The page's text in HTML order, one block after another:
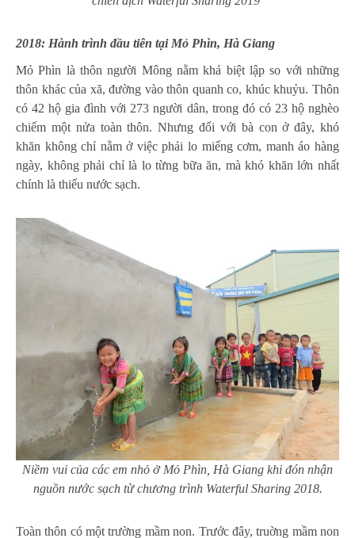
2018: Hành trình đầu tiên tại Mỏ Phìn, Hà Giang
Mỏ Phìn là thôn người Mông nằm khá biệt lập so với những
thôn khác của xã, đường vào thôn quanh co, khúc khuỷu. Thôn
có 42 hộ gia đình với 273 người dân, trong đó có 23 hộ nghèo
chiếm một nửa toàn thôn. Nhưng đối với bà con ở đây, khó
khăn không chỉ nằm ở việc phải lo miếng cơm, manh áo hàng
ngày, không phải chỉ là lo từng bữa ăn, mà khó khăn lớn nhất
chính là thiếu nước sạch.
Niềm vui của các em nhỏ ở Mỏ Phìn, Hà Giang khi đón nhận
nguồn nước sạch từ chương trình Waterful Sharing 2018.
Toàn thôn có một trường mầm non. Trước đây, truờng mầm non